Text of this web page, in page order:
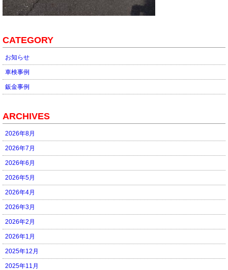
CATEGORY
お知らせ
車検事例
鈑金事例
ARCHIVES
2026年8月
2026年7月
2026年6月
2026年5月
2026年4月
2026年3月
2026年2月
2026年1月
2025年12月
2025年11月